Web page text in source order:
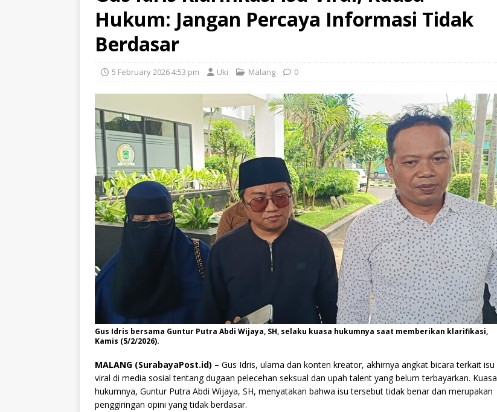
Hukum: Jangan Percaya Informasi Tidak
Berdasar
5 February 2026 4:53 pm Uki Malang 0
Gus Idris bersama Guntur Putra Abdi Wijaya, SH, selaku kuasa hukumnya saat memberikan klarifikasi,
Kamis (5/2/2026).
MALANG (SurabayaPost.id) – Gus Idris, ulama dan konten kreator, akhirnya angkat bicara terkait isu
viral di media sosial tentang dugaan pelecehan seksual dan upah talent yang belum terbayarkan. Kuasa
hukumnya, Guntur Putra Abdi Wijaya, SH, menyatakan bahwa isu tersebut tidak benar dan merupakan
penggiringan opini yang tidak berdasar.